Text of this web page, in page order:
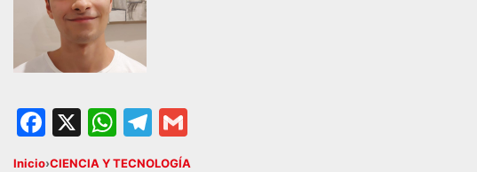
Facebook
X WhatsApp
Telegram
Inicio›CIENCIA Y TECNOLOGÍA